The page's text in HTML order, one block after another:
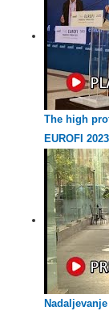
The high
EUROFI